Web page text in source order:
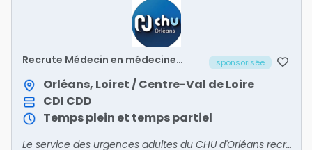
Recrute Médecin en médecine
2) – H/F
sponsorisée
Orléans, Loiret / Centre-Val de Loire
CDI CDD
Temps plein et temps partiel
Le service des urgences adultes du CHU d'Orléans recrute un médecin pour intégrer son unité de médecine polyvalente post-urgences (UHCD 2).